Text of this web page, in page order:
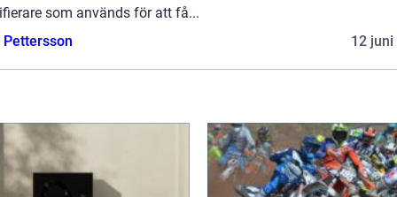
som används för att få...
12 juni